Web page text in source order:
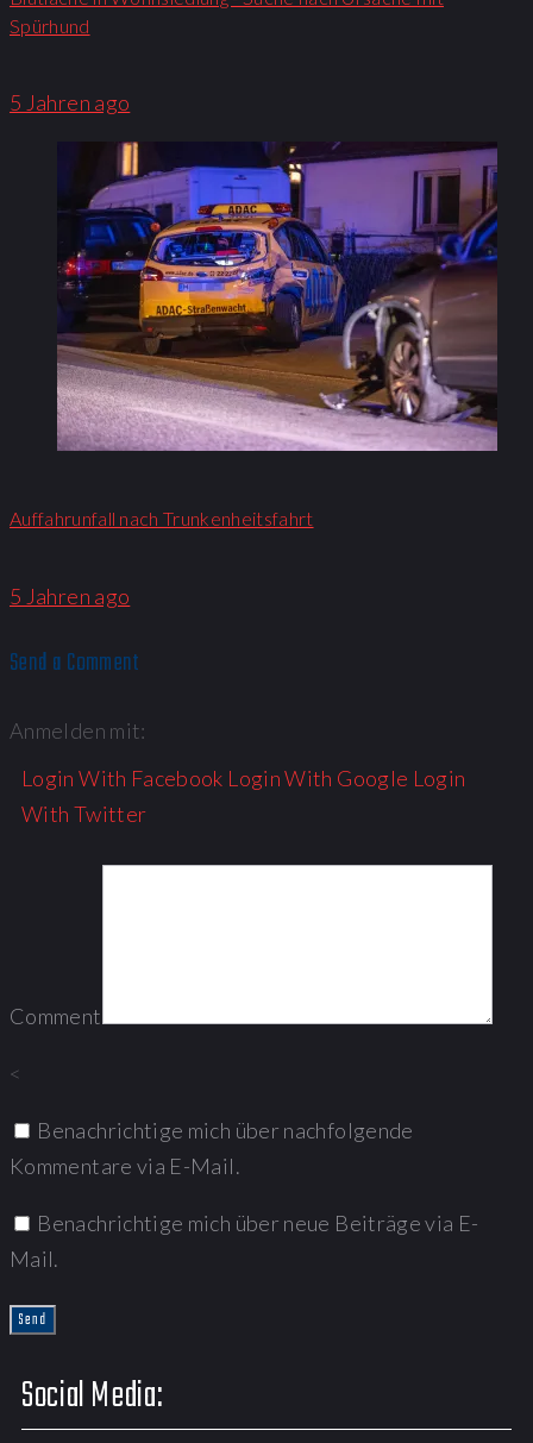
Spürhund
5 Jahren ago
Auffahrunfall nach Trunkenheitsfahrt
5 Jahren ago
Send a Comment
Anmelden mit:
Login With Facebook Login With Google Login
With Twitter
Comment
<
Benachrichtige mich über nachfolgende
Kommentare via E-Mail.
Benachrichtige mich über neue Beiträge via E-
Mail.
Social Media: